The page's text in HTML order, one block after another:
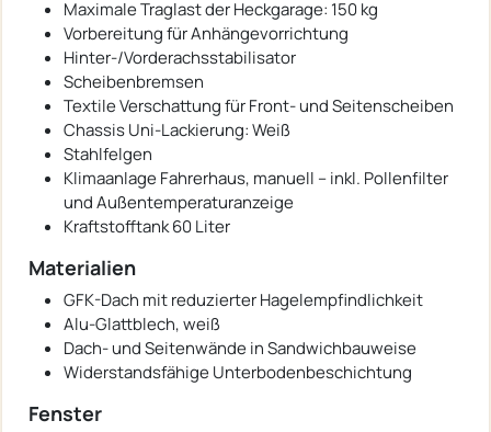
Maximale Traglast der Heckgarage: 150 kg
Vorbereitung für Anhängevorrichtung
Hinter-/Vorderachsstabilisator
Scheibenbremsen
Textile Verschattung für Front- und Seitenscheiben
Chassis Uni-Lackierung: Weiß
Stahlfelgen
Klimaanlage Fahrerhaus, manuell – inkl. Pollenfilter
und Außentemperaturanzeige
Kraftstofftank 60 Liter
Materialien
GFK-Dach mit reduzierter Hagelempfindlichkeit
Alu-Glattblech, weiß
Dach- und Seitenwände in Sandwichbauweise
Widerstandsfähige Unterbodenbeschichtung
Fenster